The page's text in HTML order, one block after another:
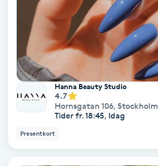
Spa-pedikyr
Spraytan
Stylist
Sugaring
Svensk massage
Hanna Beauty Studio
4.7
Hornsgatan 106, Stockholm
Tider fr. 18:45, Idag
Presentkort